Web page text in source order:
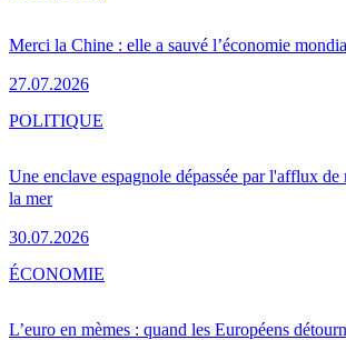
Merci la Chine : elle a sauvé l’économie
27.07.2026
Une enclave espagnole dépassée par l'afflux
la mer
30.07.2026
POLITIQUE
L’euro en mèmes : quand les Européens
ÉCONOMIE